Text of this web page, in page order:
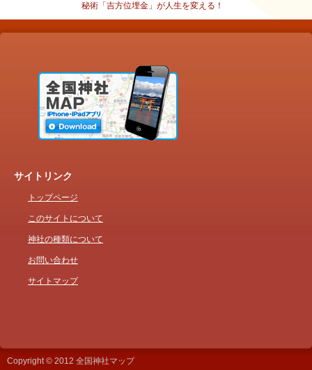
秘術「吉方位埋金」が人生を変える！
サイトリンク
トップページ
このサイトについて
神社の種類について
お問い合わせ
サイトマップ
Copyright © 2012 全国神社マップ